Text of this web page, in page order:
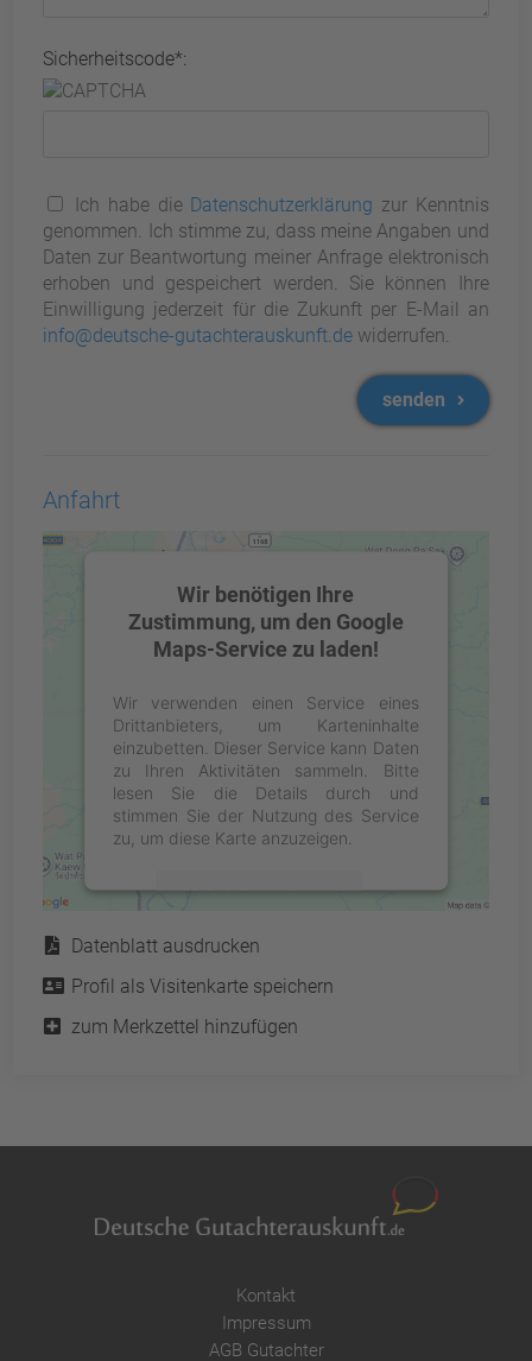
Sicherheitscode*:
Ich habe die Datenschutzerklärung zur Kenntnis
genommen. Ich stimme zu, dass meine Angaben und
Daten zur Beantwortung meiner Anfrage elektronisch
erhoben und gespeichert werden. Sie können Ihre
Einwilligung jederzeit für die Zukunft per E-Mail an
info@deutsche-gutachterauskunft.de widerrufen.
senden
Anfahrt
Wir benötigen Ihre
Zustimmung, um den Google
Maps-Service zu laden!
Wir verwenden einen Service eines
Drittanbieters, um Karteninhalte
einzubetten. Dieser Service kann Daten
zu Ihren Aktivitäten sammeln. Bitte
lesen Sie die Details durch und
stimmen Sie der Nutzung des Service
zu, um diese Karte anzuzeigen.
Mehr Informationen
Akzeptieren
powered by Usercentrics Consent
Management Platform
Service
Datenblatt ausdrucken
Profil als Visitenkarte speichern
zum Merkzettel hinzufügen
Kontakt
Impressum
AGB Gutachter